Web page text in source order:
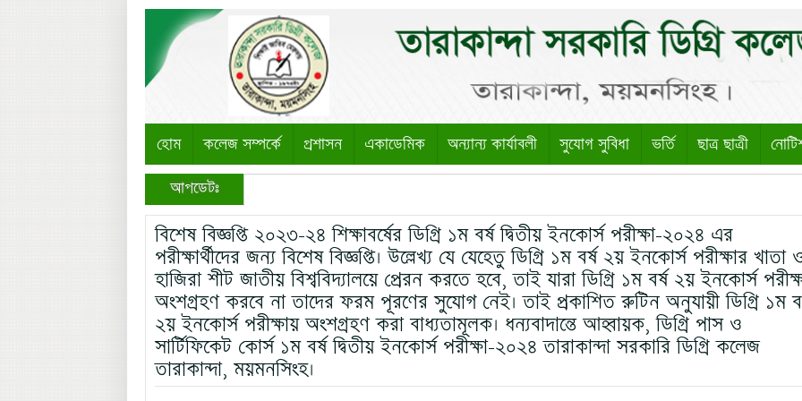
হোম কলেজ সম্পর্কে প্রশাসন একাডেমিক অন্যান্য কার্যাবলী সুযোগ সুবিধা ভর্তি ছাত্র ছাত্রী
আপডেটঃ
বিশেষ বিজ্ঞপ্তি ২০২৩-২৪ শিক্ষাবর্ষের ডিগ্রি ১ম বর্ষ দ্বিতীয় ইনকোর্স পরীক্ষা-২০২৪ এর
পরীক্ষার্থীদের জন্য বিশেষ বিজ্ঞপ্তি। উল্লেখ্য যে যেহেতু ডিগ্রি ১ম বর্ষ ২য় ইনকোর্স পরীক্ষার খাতা
হাজিরা শীট জাতীয় বিশ্ববিদ্যালয়ে প্রেরন করতে হবে, তাই যারা ডিগ্রি ১ম বর্ষ ২য় ইনকোর্স
অংশগ্রহণ করবে না তাদের ফরম পূরণের সুযোগ নেই। তাই প্রকাশিত রুটিন অনুযায়ী ডিগ্রি ১ম
২য় ইনকোর্স পরীক্ষায় অংশগ্রহণ করা বাধ্যতামূলক। ধন্যবাদান্তে আহ্বায়ক, ডিগ্রি পাস ও
সার্টিফিকেট কোর্স ১ম বর্ষ দ্বিতীয় ইনকোর্স পরীক্ষা-২০২৪ তারাকান্দা সরকারি ডিগ্রি কলেজ
তারাকান্দা, ময়মনসিংহ।